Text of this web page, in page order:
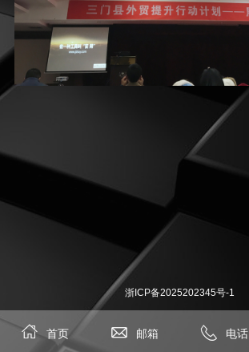
浙ICP备2025202345号-1
 首页  邮箱  电话